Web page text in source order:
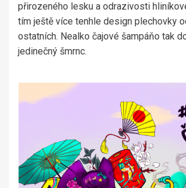
přirozeného lesku a odrazivosti
tím ještě více tenhle design plechovky
ostatních. Nealko čajové šampáňo tak
jedinečný šmrnc.